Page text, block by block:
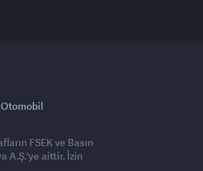
Otomobil
FSEK ve Basın
A.Ş.'ye aittir. İzin